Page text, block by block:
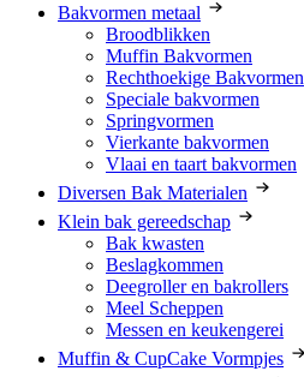
Bakvormen metaal
Broodblikken
Muffin Bakvormen
Rechthoekige Bakvormen
Speciale bakvormen
Springvormen
Vierkante bakvormen
Vlaai en taart bakvormen
Diversen Bak Materialen
Klein bak gereedschap
Bak kwasten
Beslagkommen
Deegroller en bakrollers
Meel Scheppen
Messen en keukengerei
Muffin & CupCake Vormpjes